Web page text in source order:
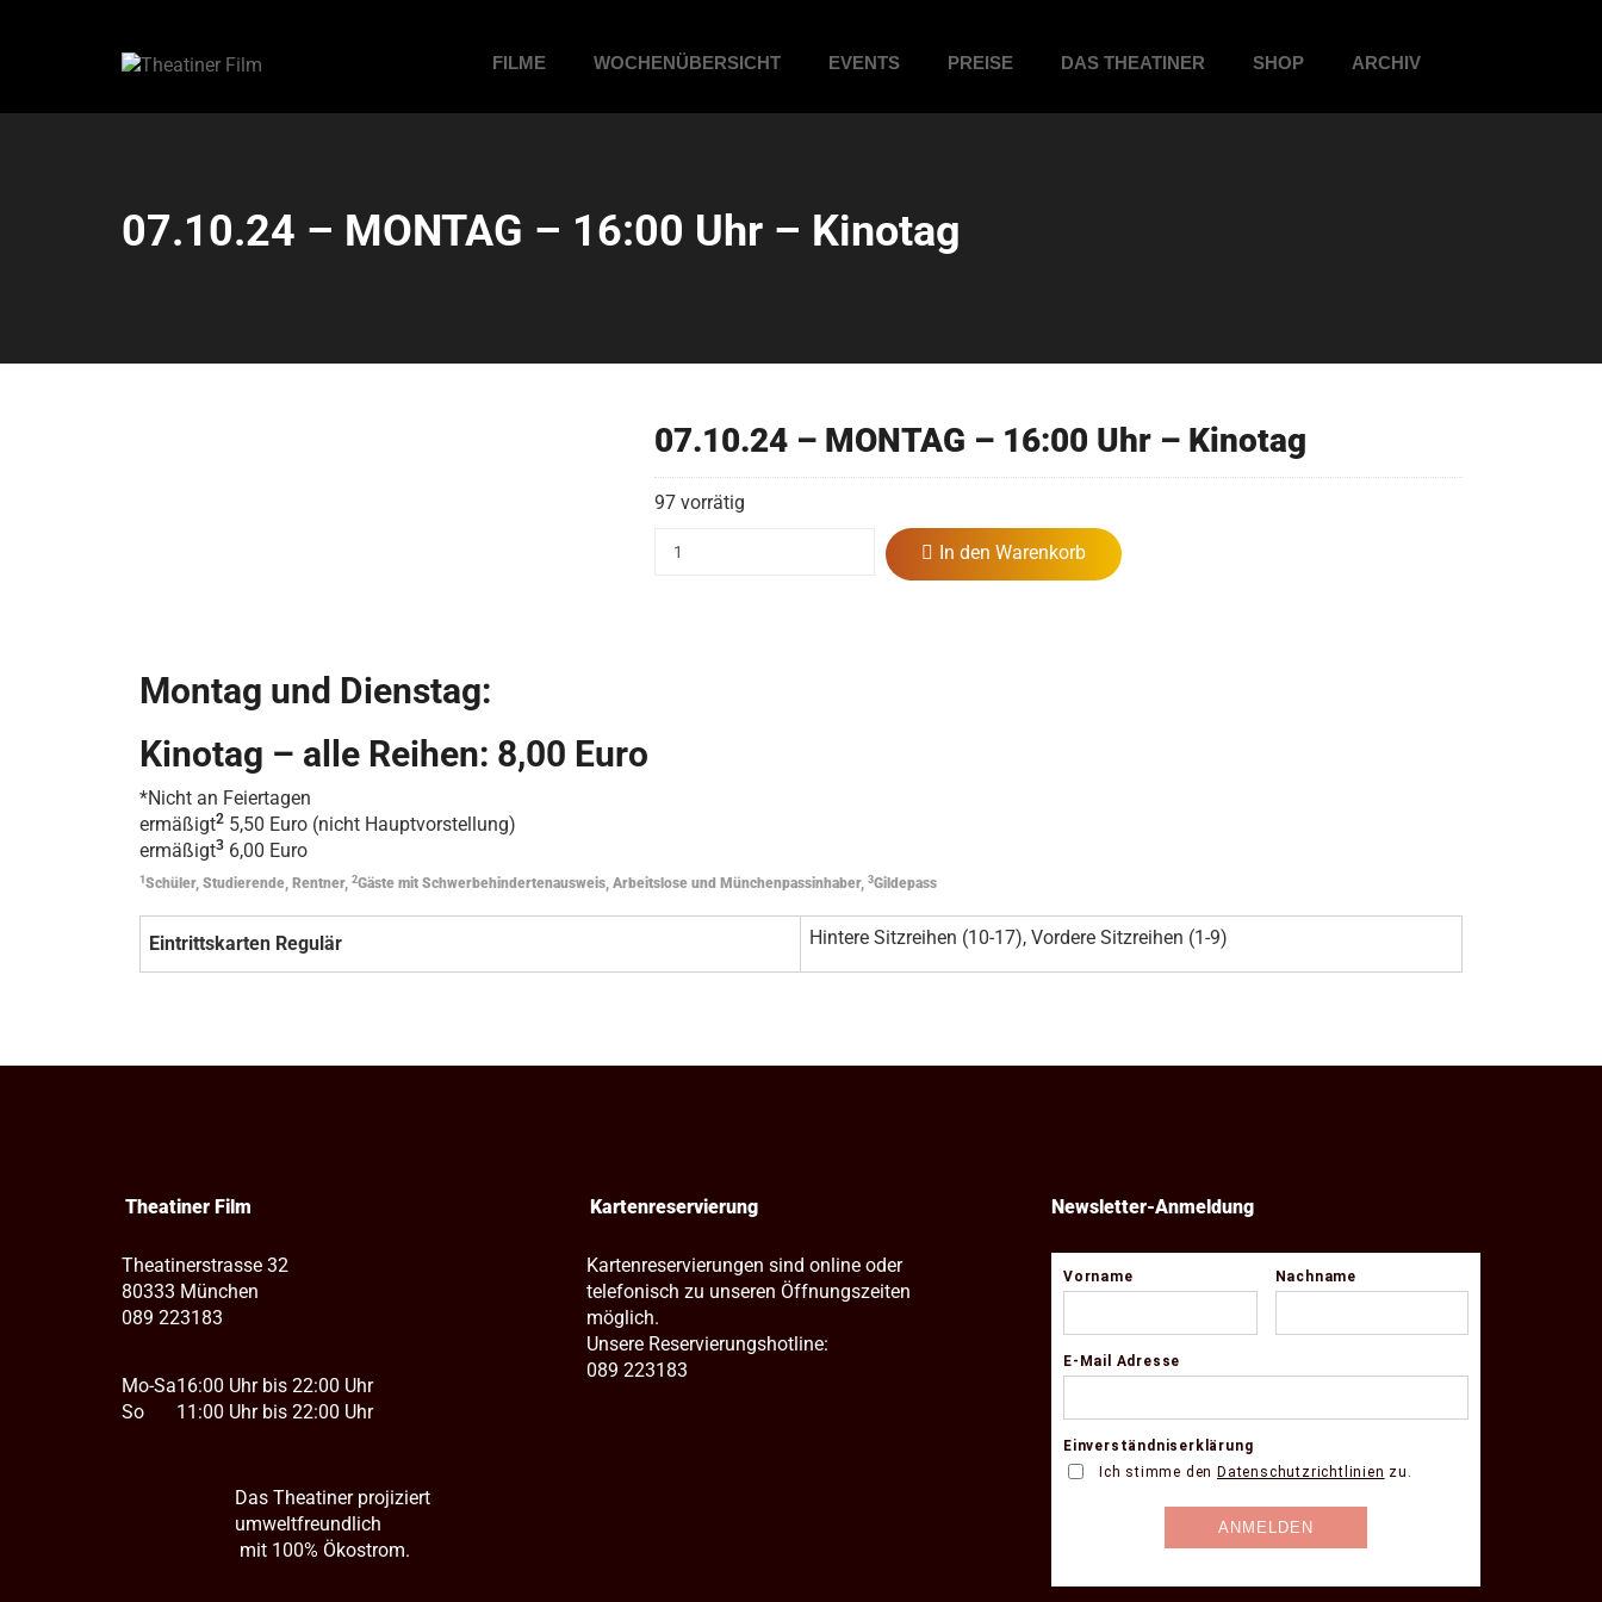
FILME WOCHENÜBERSICHT EVENTS PREISE DAS THEATINER SHOP ARCHIV
07.10.24 – MONTAG – 16:00 Uhr – Kinotag
07.10.24 – MONTAG – 16:00 Uhr – Kinotag
97 vorrätig
In den Warenkorb
Montag und Dienstag:
Kinotag – alle Reihen: 8,00 Euro
*Nicht an Feiertagen
ermäßigt2 5,50 Euro (nicht Hauptvorstellung)
ermäßigt3 6,00 Euro
1 Schüler, Studierende, Rentner, 2Gäste mit Schwerbehindertenausweis, Arbeitslose und Münchenpassinhaber, 3Gildepass
Eintrittskarten Regulär Hintere Sitzreihen (10-17), Vordere Sitzreihen (1-9)
Theatiner Film
Theatinerstrasse 32
80333 München
089 223183
Mo-Sa
So
16:00 Uhr bis 22:00 Uhr
11:00 Uhr bis 22:00 Uhr
Das Theatiner projiziert
umweltfreundlich
mit 100% Ökostrom.
Kartenreservierung
Kartenreservierungen sind online oder
telefonisch zu unseren Öffnungszeiten
möglich.
Unsere Reservierungshotline:
089 223183
Newsletter-Anmeldung